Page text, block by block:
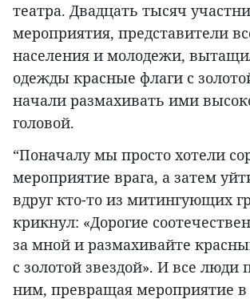
театра. Двадцать тысяч
мероприятия, представители
населения и молодежи,
одежды красные флаги с
начали размахивать ими
головой.
“Поначалу мы просто хотели
мероприятие врага, а затем
вдруг кто-то из митингующих
крикнул: «Дорогие
за мной и размахивайте
с золотой звездой». И все люди
ним, превращая мероприятие в